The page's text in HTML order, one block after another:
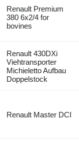
Renault Premium
380 6x2/4 for
bovines
Renault 430DXi
Viehtransporter
Michieletto Aufbau
Doppelstock
Renault Master DCI